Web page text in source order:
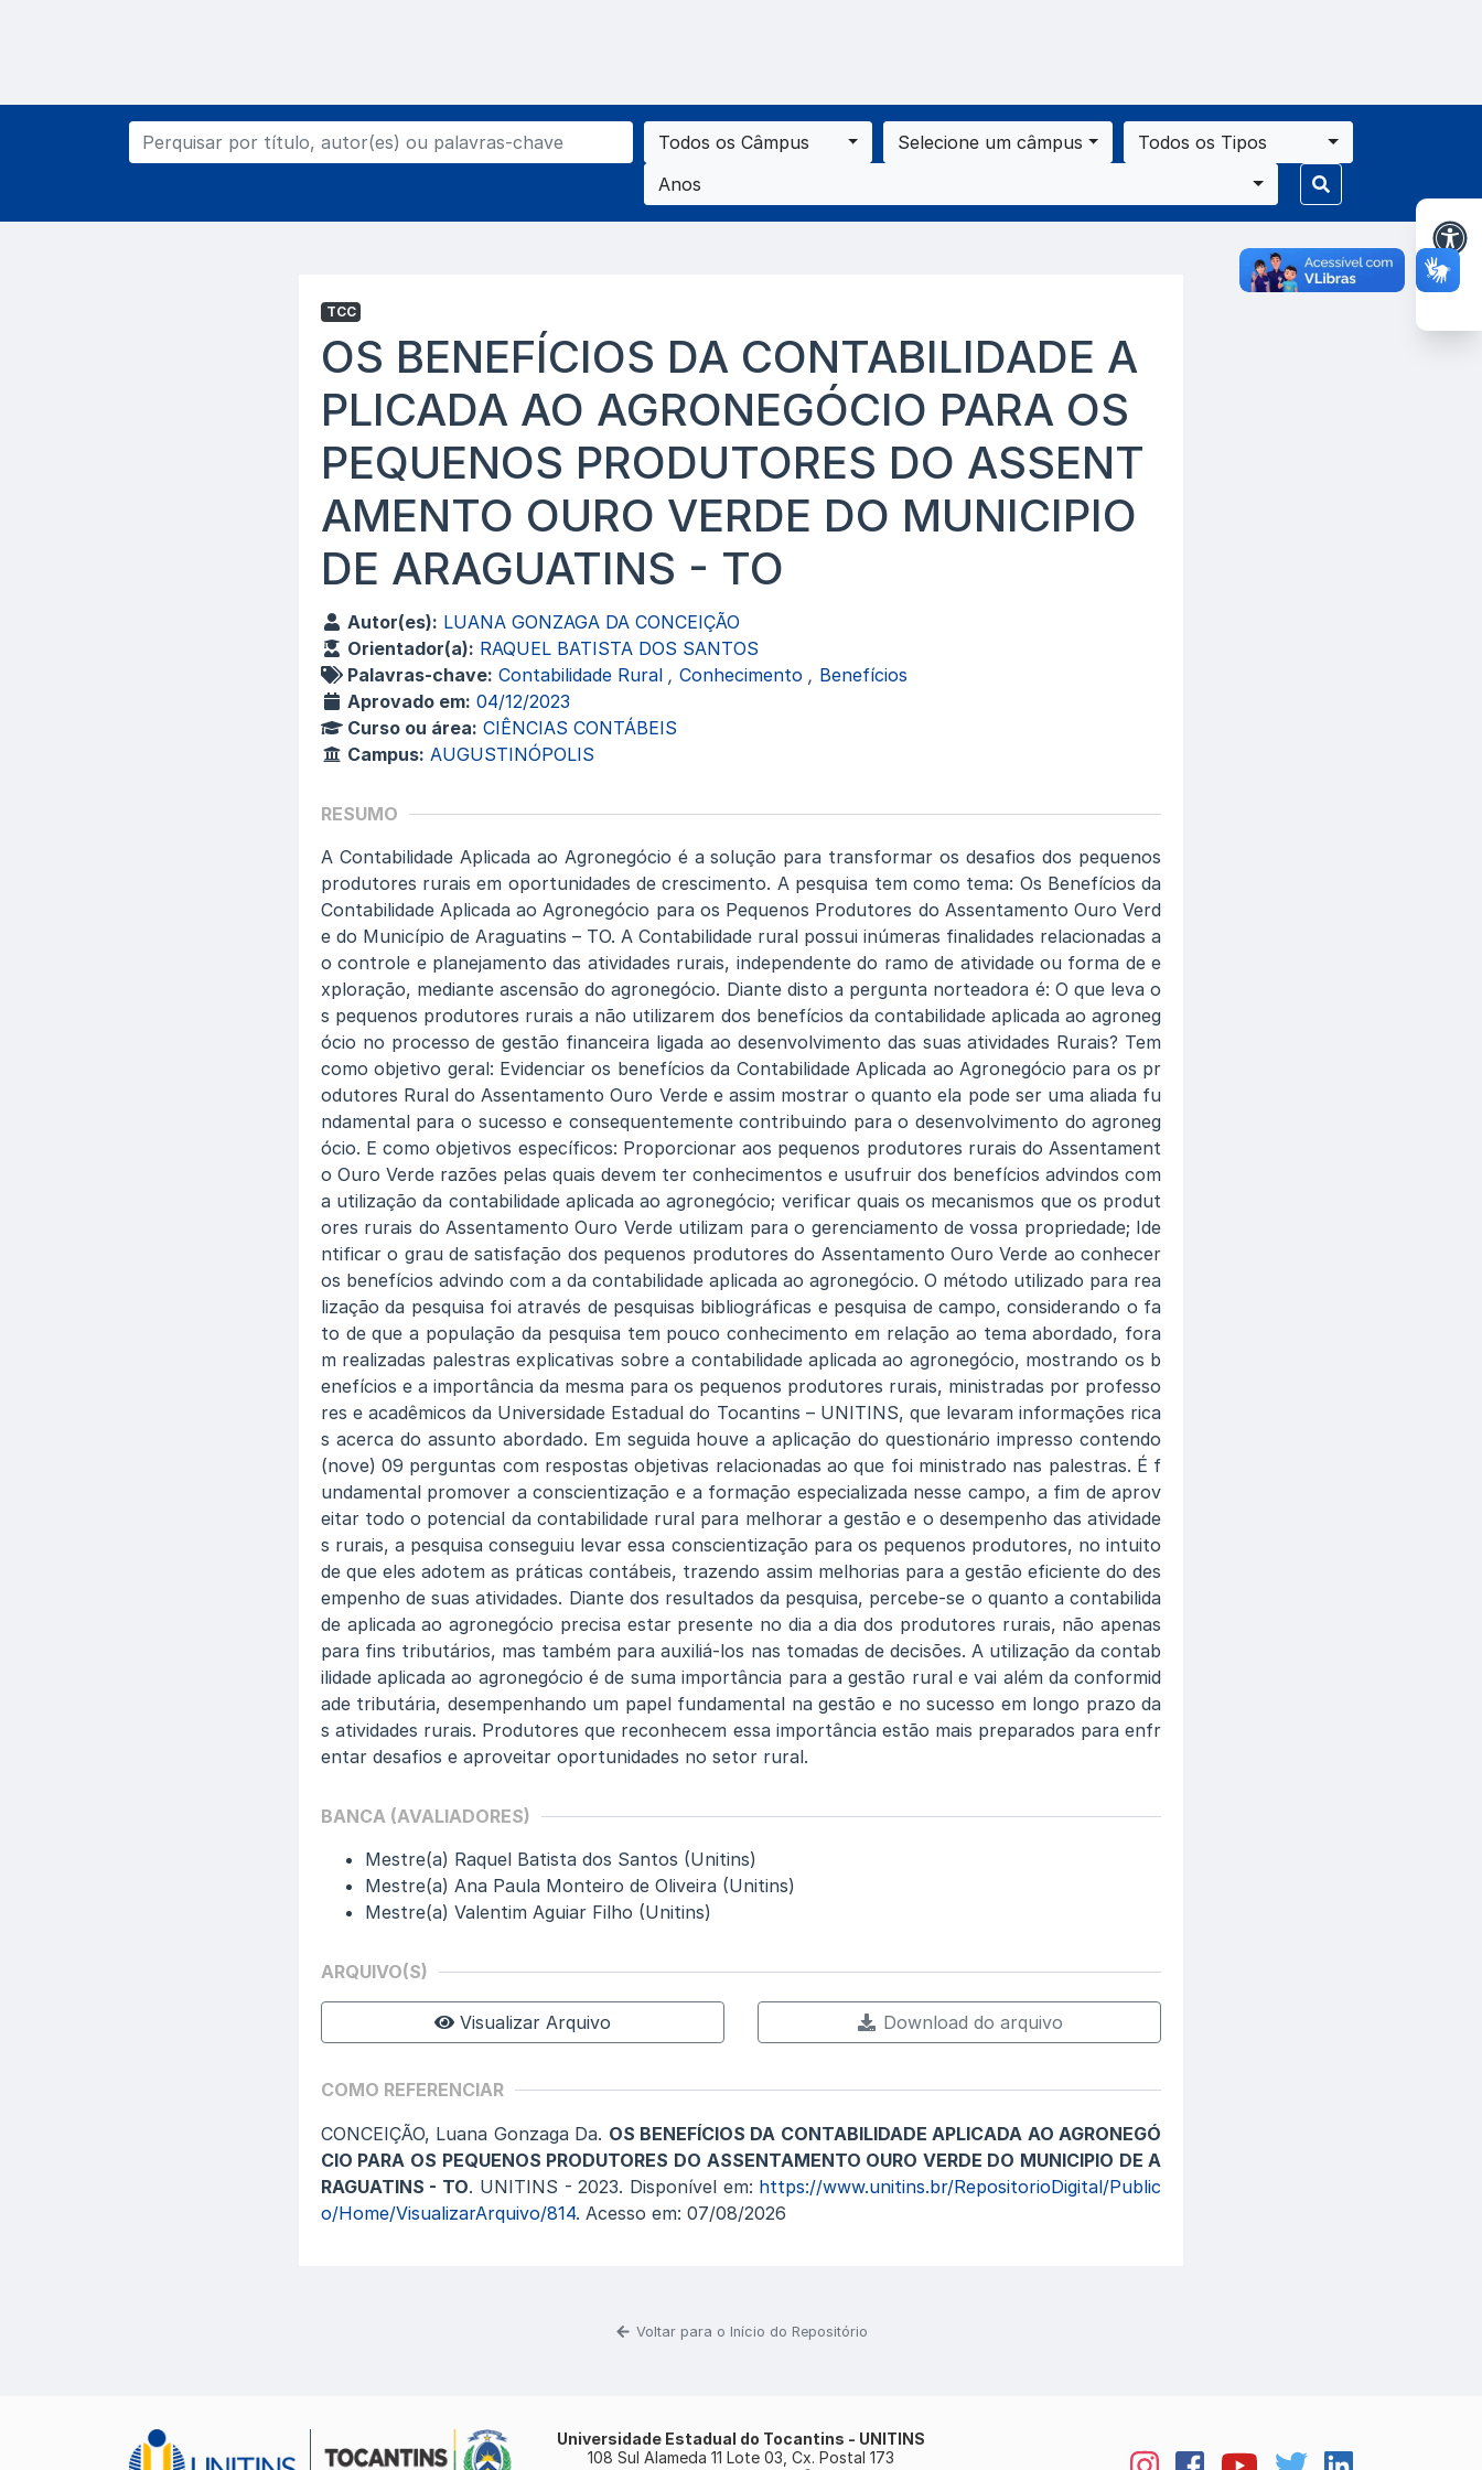
Todos os Câmpus Selecione um câmpus
Todos os Tipos
Anos
TCC
OS BENEFÍCIOS DA CONTABILIDADE A
PLICADA AO AGRONEGÓCIO PARA OS
PEQUENOS PRODUTORES DO ASSENT
AMENTO OURO VERDE DO MUNICIPIO
DE ARAGUATINS - TO
Autor(es): LUANA GONZAGA DA CONCEIÇÃO
Orientador(a): RAQUEL BATISTA DOS SANTOS
Palavras-chave: Contabilidade Rural , Conhecimento , Benefícios
Aprovado em: 04/12/2023
Curso ou área: CIÊNCIAS CONTÁBEIS
Campus: AUGUSTINÓPOLIS
RESUMO
A Contabilidade Aplicada ao Agronegócio é a solução para transformar os desafios dos pequenos
produtores rurais em oportunidades de crescimento. A pesquisa tem como tema: Os Benefícios da
Contabilidade Aplicada ao Agronegócio para os Pequenos Produtores do Assentamento Ouro Verd
e do Município de Araguatins – TO. A Contabilidade rural possui inúmeras finalidades relacionadas a
o controle e planejamento das atividades rurais, independente do ramo de atividade ou forma de e
xploração, mediante ascensão do agronegócio. Diante disto a pergunta norteadora é: O que leva o
s pequenos produtores rurais a não utilizarem dos benefícios da contabilidade aplicada ao agroneg
ócio no processo de gestão financeira ligada ao desenvolvimento das suas atividades Rurais? Tem
como objetivo geral: Evidenciar os benefícios da Contabilidade Aplicada ao Agronegócio para os pr
odutores Rural do Assentamento Ouro Verde e assim mostrar o quanto ela pode ser uma aliada fu
ndamental para o sucesso e consequentemente contribuindo para o desenvolvimento do agroneg
ócio. E como objetivos específicos: Proporcionar aos pequenos produtores rurais do Assentament
o Ouro Verde razões pelas quais devem ter conhecimentos e usufruir dos benefícios advindos com
a utilização da contabilidade aplicada ao agronegócio; verificar quais os mecanismos que os produt
ores rurais do Assentamento Ouro Verde utilizam para o gerenciamento de vossa propriedade; Ide
ntificar o grau de satisfação dos pequenos produtores do Assentamento Ouro Verde ao conhecer
os benefícios advindo com a da contabilidade aplicada ao agronegócio. O método utilizado para rea
lização da pesquisa foi através de pesquisas bibliográficas e pesquisa de campo, considerando o fa
to de que a população da pesquisa tem pouco conhecimento em relação ao tema abordado, fora
m realizadas palestras explicativas sobre a contabilidade aplicada ao agronegócio, mostrando os b
enefícios e a importância da mesma para os pequenos produtores rurais, ministradas por professo
res e acadêmicos da Universidade Estadual do Tocantins – UNITINS, que levaram informações rica
s acerca do assunto abordado. Em seguida houve a aplicação do questionário impresso contendo
(nove) 09 perguntas com respostas objetivas relacionadas ao que foi ministrado nas palestras. É f
undamental promover a conscientização e a formação especializada nesse campo, a fim de aprov
eitar todo o potencial da contabilidade rural para melhorar a gestão e o desempenho das atividade
s rurais, a pesquisa conseguiu levar essa conscientização para os pequenos produtores, no intuito
de que eles adotem as práticas contábeis, trazendo assim melhorias para a gestão eficiente do des
empenho de suas atividades. Diante dos resultados da pesquisa, percebe-se o quanto a contabilida
de aplicada ao agronegócio precisa estar presente no dia a dia dos produtores rurais, não apenas
para fins tributários, mas também para auxiliá-los nas tomadas de decisões. A utilização da contab
ilidade aplicada ao agronegócio é de suma importância para a gestão rural e vai além da conformid
ade tributária, desempenhando um papel fundamental na gestão e no sucesso em longo prazo da
s atividades rurais. Produtores que reconhecem essa importância estão mais preparados para enfr
entar desafios e aproveitar oportunidades no setor rural.
BANCA (AVALIADORES)
Mestre(a) Raquel Batista dos Santos (Unitins)
Mestre(a) Ana Paula Monteiro de Oliveira (Unitins)
Mestre(a) Valentim Aguiar Filho (Unitins)
ARQUIVO(S)
Visualizar Arquivo Download do arquivo
COMO REFERENCIAR
CONCEIÇÃO, Luana Gonzaga Da. OS BENEFÍCIOS DA CONTABILIDADE APLICADA AO AGRONEGÓ
CIO PARA OS PEQUENOS PRODUTORES DO ASSENTAMENTO OURO VERDE DO MUNICIPIO DE A
RAGUATINS - TO. UNITINS - 2023. Disponível em: https://www.unitins.br/RepositorioDigital/Public
o/Home/VisualizarArquivo/814. Acesso em: 07/08/2026
Voltar para o Início do Repositório
Universidade Estadual do Tocantins - UNITINS
108 Sul Alameda 11 Lote 03, Cx. Postal 173